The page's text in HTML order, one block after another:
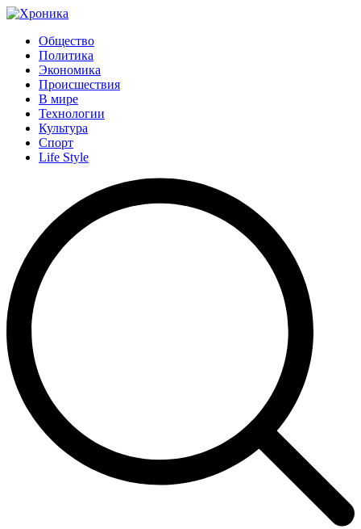
Общество
Политика
Экономика
Происшествия
В мире
Технологии
Культура
Спорт
Life Style